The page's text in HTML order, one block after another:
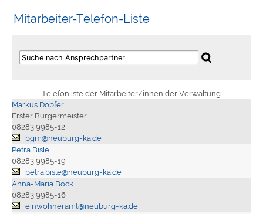
Mitarbeiter-Telefon-Liste
Telefonliste der Mitarbeiter/innen der Verwaltung
Markus Dopfer
Erster Bürgermeister
08283 9985-12
bgm@neuburg-ka.de
Petra Bisle
08283 9985-19
petra.bisle@neuburg-ka.de
Anna-Maria Böck
08283 9985-16
einwohneramt@neuburg-ka.de